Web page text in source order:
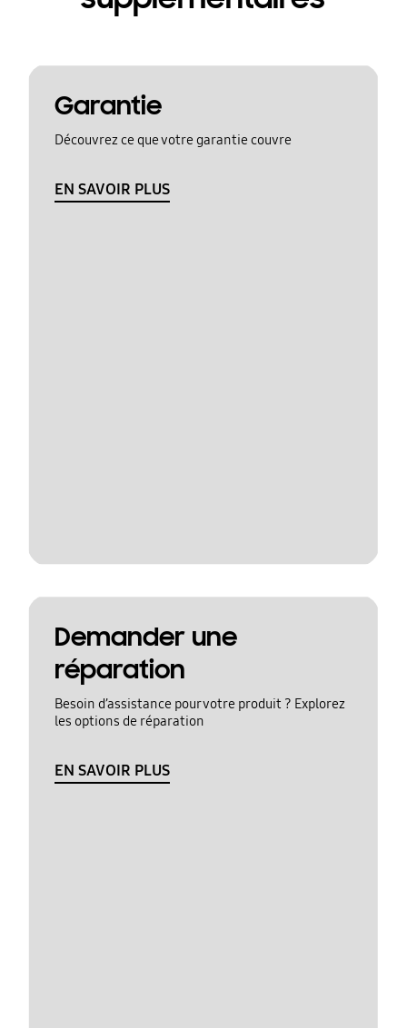
Garantie
Découvrez ce que votre garantie couvre
EN SAVOIR PLUS
Demander une
réparation
Besoin d’assistance pour votre produit ? Explorez
les options de réparation
EN SAVOIR PLUS